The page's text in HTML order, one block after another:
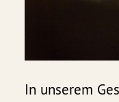
In unserem